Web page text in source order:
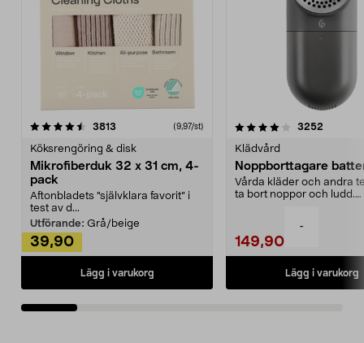
-
3813 (9,97/st)
Köksrengöring & disk
Mikrofiberduk 32 x 31 cm, 4-
pack
Aftonbladets "självklara favorit” i
test av d...
Utförande: Grå/beige
39,90
Lägg i varukorg
4.0av 5 stjärnor 3252
Klädvård
Noppborttagare
Vårda kläder och andra
ta bort noppor och ludd.
149,90
Lägg i varukorg
4.5av 5 stjärnor